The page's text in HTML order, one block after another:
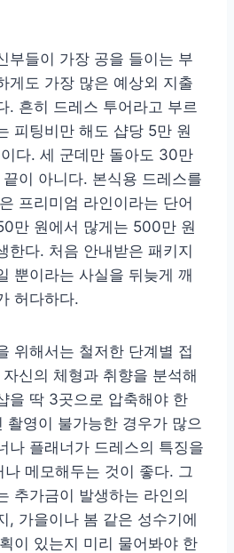
부들이 가장 공을 들이는 부
게도 가장 많은 예상외 지출
. 흔히 드레스 투어라고 부르
피팅비만 해도 샵당 5만 원
다. 세 군데만 돌아도 30만
이 아니다. 본식용 드레스를
프리미엄 라인이라는 단어
만 원에서 많게는 500만 원
한다. 처음 안내받은 패키지
뿐이라는 사실을 뒤늦게 깨
허다하다.
위해서는 철저한 단계별 접
신의 체형과 취향을 분석해
을 딱 3곳으로 압축해야 한
촬영이 불가능한 경우가 많으
나 플래너가 드레스의 특징을
메모해두는 것이 좋다. 그
추가금이 발생하는 라인의
, 가을이나 봄 같은 성수기에
이 있는지 미리 물어봐야 한